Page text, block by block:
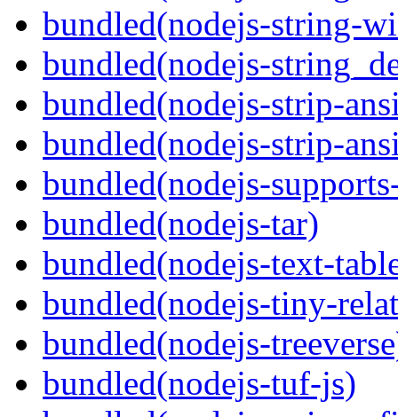
bundled(nodejs-string-
bundled(nodejs-
bundled(nodejs-strip-
bundled(nodejs-strip-
bundled(nodejs-
bundled(nodejs-tar)
bundled(nodejs-text-
bundled(nodejs-tiny-
bundled(nodejs-
bundled(nodejs-tuf-js)